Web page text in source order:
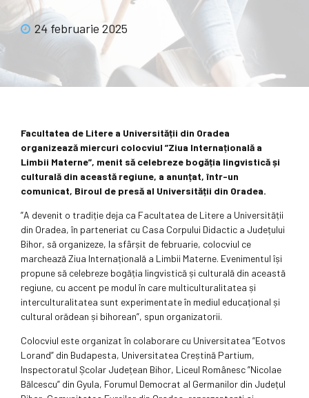
24 februarie 2025
Facultatea de Litere a Universității din Oradea
organizează miercuri colocviul ”Ziua Internațională a
Limbii Materne”, menit să celebreze bogăția lingvistică și
culturală din această regiune, a anunțat, într-un
comunicat, Biroul de presă al Universității din Oradea.
”A devenit o tradiție deja ca Facultatea de Litere a Universității
din Oradea, în parteneriat cu Casa Corpului Didactic a Județului
Bihor, să organizeze, la sfârșit de februarie, colocviul ce
marchează Ziua Internațională a Limbii Materne. Evenimentul își
propune să celebreze bogăția lingvistică și culturală din această
regiune, cu accent pe modul în care multiculturalitatea și
interculturalitatea sunt experimentate în mediul educațional și
cultural orădean și bihorean”, spun organizatorii.
Colocviul este organizat în colaborare cu Universitatea ”Eotvos
Lorand” din Budapesta, Universitatea Creștină Partium,
Inspectoratul Școlar Județean Bihor, Liceul Românesc ”Nicolae
Bălcescu” din Gyula, Forumul Democrat al Germanilor din Județul